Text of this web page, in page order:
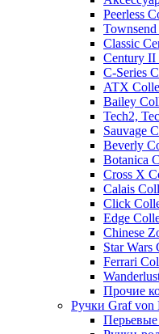
Peerless
Classic
Century II
C-Series
ATX
Bailey
Tech2,
Sauvage
Beverly
Botanica
Cross X
Calais
Click
Edge
Chinese
Star Wars
Ferrari
Прочие
Ручки Graf von